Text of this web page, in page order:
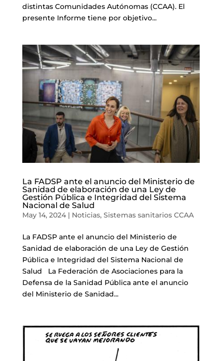
distintas Comunidades Autónomas (CCAA). El
presente Informe tiene por objetivo...
La FADSP ante el anuncio del Ministerio de
Sanidad de elaboración de una Ley de
Gestión Pública e Integridad del Sistema
Nacional de Salud
May 14, 2024| Noticias, Sistemas sanitarios CCAA
La FADSP ante el anuncio del Ministerio de
Sanidad de elaboración de una Ley de Gestión
Pública e Integridad del Sistema Nacional de
Salud La Federación de Asociaciones para la
Defensa de la Sanidad Pública ante el anuncio
del Ministerio de Sanidad...